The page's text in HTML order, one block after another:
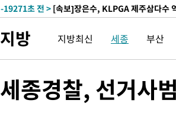
정상
-14636초 전 > "얼마나 더웠으면"…안동 물길공
-13835초 전 >
'2경기 연속 침묵' 손흥민, 톨루카
-12587초 전 >이강인, 오늘 서울서 AT마드리드
17분 전 >콜롬비아 신임 우파 대통령 취임 하루만
지방 지방최신 세종 부산
세종경찰, 선거사